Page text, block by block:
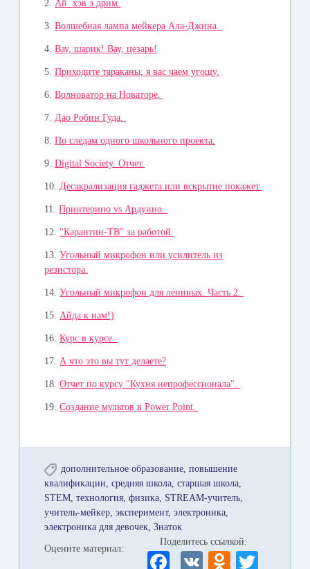
2. Ай хэв э дрим.
3.Волшебная лампа мейкера Ала-Джина.
4.Вау, шарик! Вау, цезарь!
5.Приходите тараканы, я вас чаем угощу.
6.Волноватор на Новаторе.
7. Дао Робин Гуда.
8.По следам одного школьного проекта.
9.Digital Society. Отчет.
10. Десакрализация гаджета или вскрытие покажет.
11.Принтерино vs Ардуино.
12. "Карантин-ТВ" за работой.
13.Угольный микрофон или усилитель из
резистора.
14.Угольный микрофон для ленивых. Часть 2.
15. Айда к нам!)
16.Курс в курсе.
17. А что это вы тут делаете?
18.Отчет по курсу "Кухня непрофессионала".
19.Создание мультов в Power Point.
дополнительное образование повышение
квалификации
средняя школа старшая школа
STEM технология физика STREAM-учитель
учитель-мейкер эксперимент электроника
электроника для девочек Знаток
Оцените материал:
Поделитесь ссылкой:
Fa
V O